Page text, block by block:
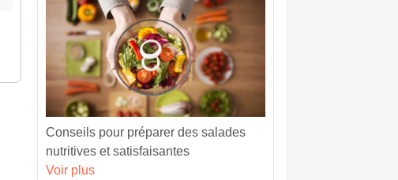
Conseils pour préparer des salades
nutritives et satisfaisantes
Voir plus